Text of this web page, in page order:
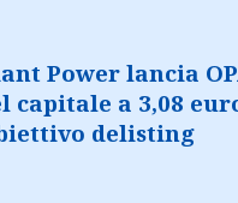
Power lancia
capitale a 3,08
delisting